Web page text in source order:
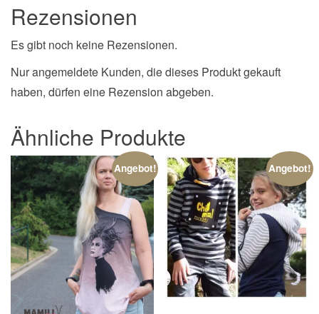
Rezensionen
Es gibt noch keine Rezensionen.
Nur angemeldete Kunden, die dieses Produkt gekauft
haben, dürfen eine Rezension abgeben.
Ähnliche Produkte
Angebot! Angebot!